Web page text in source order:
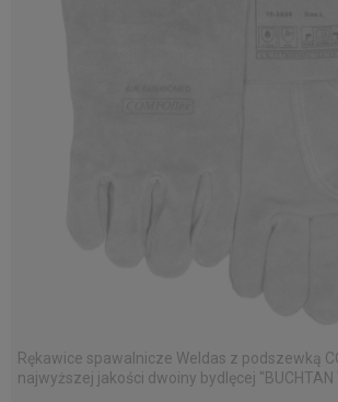
Rękawice spawalnicze Weldas z podszewką
najwyższej jakości dwoiny bydlęcej "BUCHTAN